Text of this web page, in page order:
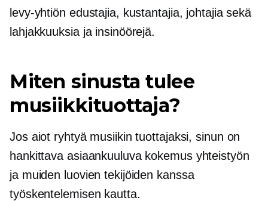
levy-yhtiön edustajia, kustantajia, johtajia sekä
lahjakkuuksia ja insinöörejä.
Miten sinusta tulee
musiikkituottaja?
Jos aiot ryhtyä musiikin tuottajaksi, sinun on
hankittava asiaankuuluva kokemus yhteistyön
ja muiden luovien tekijöiden kanssa
työskentelemisen kautta.